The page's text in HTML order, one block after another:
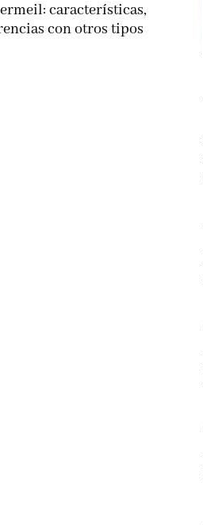
características,
con otros tipos